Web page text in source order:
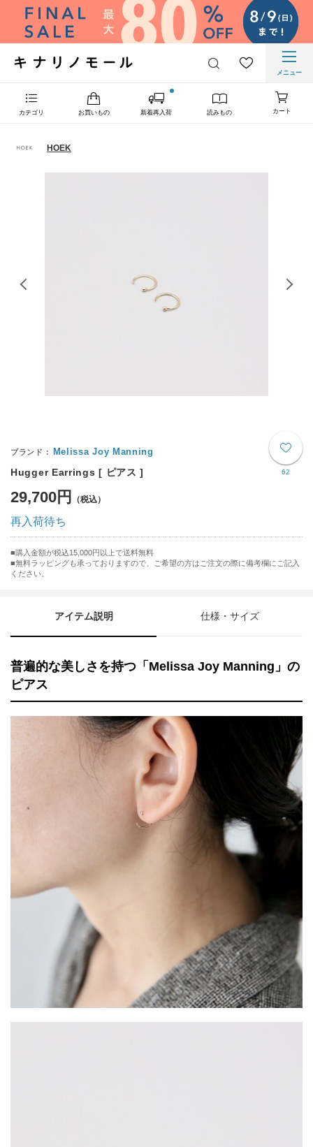
メニュー
カテゴリ お買いもの 新着再入荷 読みもの カート
HOEK
62
Melissa Joy Manning
Hugger Earrings [ ピアス ]
29,700円
再入荷待ち
購入金額が税込15,000円以上で送料無料
無料ラッピングも承っておりますので、ご希望の方はご注文の際に備考欄にご記入
ください。
アイテム説明 仕様・サイズ
普遍的な美しさを持つ「Melissa Joy Manning」の
ピアス